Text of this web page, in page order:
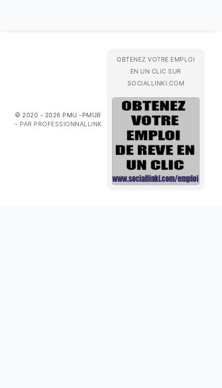
© 2020 - 2026 PMU -PMUB
- PAR PROFESSIONNALLINK
OBTENEZ VOTRE EMPLOI
EN UN CLIC SUR
SOCIALLINKI.COM